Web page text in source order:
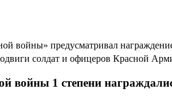
войны» предусматривал
солдат и офицеров Красной
войны 1 степени